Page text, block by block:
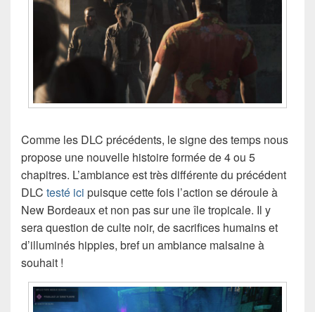
Comme les DLC précédents, le signe des temps nous
propose une nouvelle histoire formée de 4 ou 5
chapitres. L’ambiance est très différente du précédent
DLC testé ici puisque cette fois l’action se déroule à
New Bordeaux et non pas sur une île tropicale. Il y
sera question de culte noir, de sacrifices humains et
d’illuminés hippies, bref un ambiance malsaine à
souhait !